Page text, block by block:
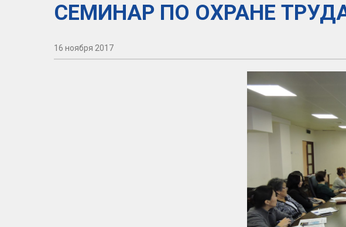
СЕМИНАР ПО ОХРАНЕ
16 ноября 2017